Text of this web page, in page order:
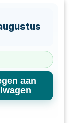
aan